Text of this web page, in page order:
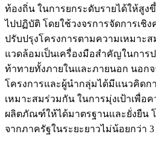
ท้องถิ่น ในการยกระดับรายได้ให้สู
ไปปฏิบัติ โดยใช้วงจรการจัดการเชิ
ปรับปรุงโครงการตามความเหมาะ
แวดล้อมเป็นเครื่องมือสำคัญในการ
ท้าทายทั้งภายในและภายนอก นอก
โครงการและผู้นำกลุ่มได้มีแนวคิดก
เหมาะสมร่วมกัน ในการมุ่งเป้าเพื่อ
ผลิตภัณฑ์ให้ได้มาตรฐานและยั่งยืน
จากภาครัฐในระยะยาวไม่น้อยกว่า 3